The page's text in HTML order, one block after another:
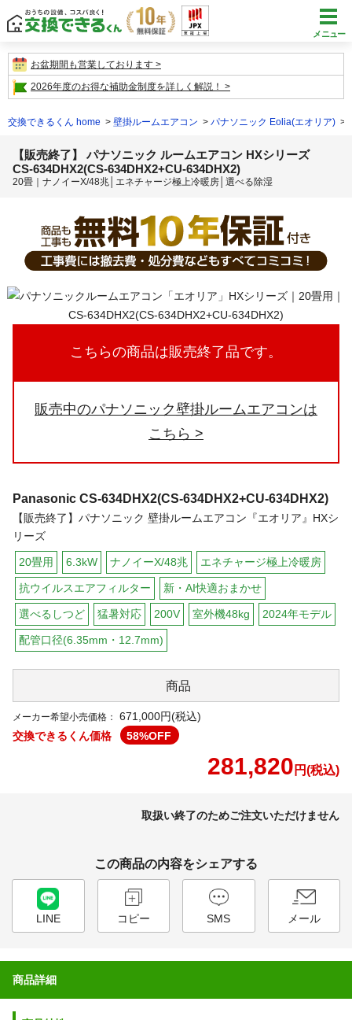
メニュー
お盆期間も営業しております
2026年度のお得な補助金制度を詳しく解説！
交換できるくん home 壁掛ルームエアコン パナソニック Eolia(エオリア)
【販売終了】 パナソニック ルームエアコン HXシリーズ
CS-634DHX2(CS-634DHX2+CU-634DHX2)
20畳｜ナノイーX/48兆│エネチャージ極上冷暖房│選べる除湿
こちらの商品は販売終了品です。
販売中のパナソニック壁掛ルームエアコンは
こちら
Panasonic CS-634DHX2(CS-634DHX2+CU-634DHX2)
【販売終了】パナソニック 壁掛ルームエアコン『エオリア』HXシ
リーズ
20畳用 6.3kW ナノイーX/48兆 エネチャージ極上冷暖房
抗ウイルスエアフィルター 新・AI快適おまかせ
選べるしつど 猛暑対応 200V 室外機48kg 2024年モデル
配管口径(6.35mm・12.7mm)
商品
メーカー希望小売価格：
671,000円(税込)
交換できるくん価格
58%OFF
281,820 円(税込)
取扱い終了のためご注文いただけません
この商品の内容をシェアする
LINE コピー SMS メール
商品詳細